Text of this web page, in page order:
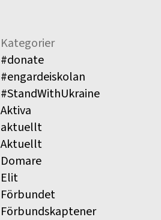
Kategorier
#donate
#engardeiskolan
#StandWithUkraine
Aktiva
aktuellt
Aktuellt
Domare
Elit
Förbundet
Förbundskaptener